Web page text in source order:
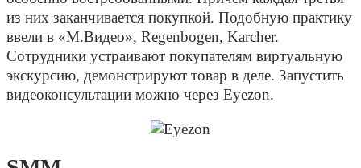
из них заканчивается покупкой. Подобную практику
ввели в «М.Видео», Regenbogen, Karcher.
Сотрудники устраивают покупателям виртуальную
экскурсию, демонстрируют товар в деле. Запустить
видеоконсультации можно через Eyezon.